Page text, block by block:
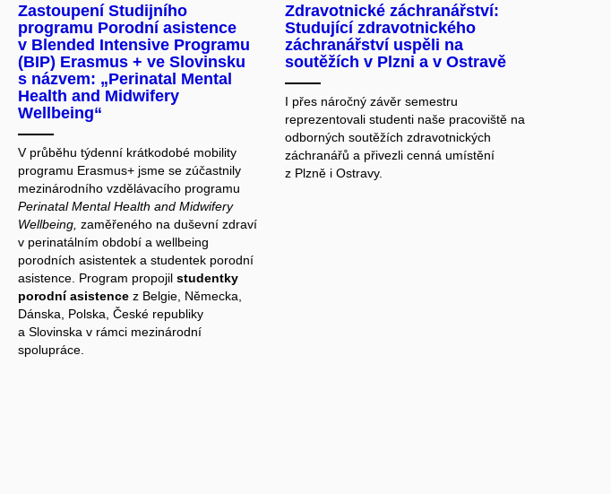
Zastoupení Studijního
programu Porodní asistence
v Blended Intensive Programu
(BIP) Erasmus + ve Slovinsku
s názvem: „Perinatal Mental
Health and Midwifery
Wellbeing“
V průběhu týdenní krátkodobé mobility
programu Erasmus+ jsme se zúčastnily
mezinárodního vzdělávacího programu
Perinatal Mental Health and Midwifery
Wellbeing, zaměřeného na duševní zdraví
v perinatálním období a wellbeing
porodních asistentek a studentek porodní
asistence. Program propojil studentky
porodní asistence z Belgie, Německa,
Dánska, Polska, České republiky
a Slovinska v rámci mezinárodní
spolupráce.
Zdravotnické záchranářství:
Studující zdravotnického
záchranářství uspěli na
soutěžích v Plzni a v Ostravě
I přes náročný závěr semestru
reprezentovali studenti naše pracoviště na
odborných soutěžích zdravotnických
záchranářů a přivezli cenná umístění
z Plzně i Ostravy.